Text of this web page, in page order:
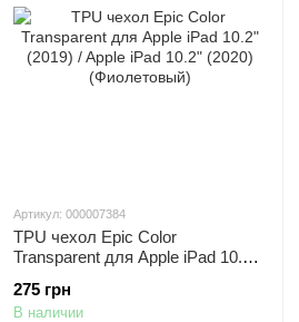
Артикул: 000007384
TPU чехол Epic Color
Transparent для Apple iPad 10.2"
(Фиолетовый)
275 грн
В наличии